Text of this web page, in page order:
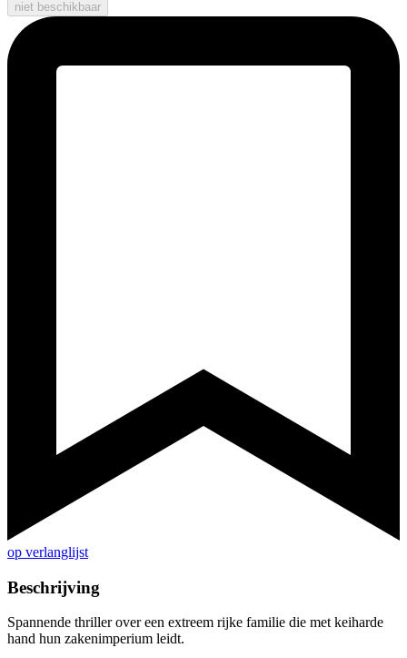
niet beschikbaar
op verlanglijst
Beschrijving
Spannende thriller over een extreem rijke familie die met keiharde
hand hun zakenimperium leidt.